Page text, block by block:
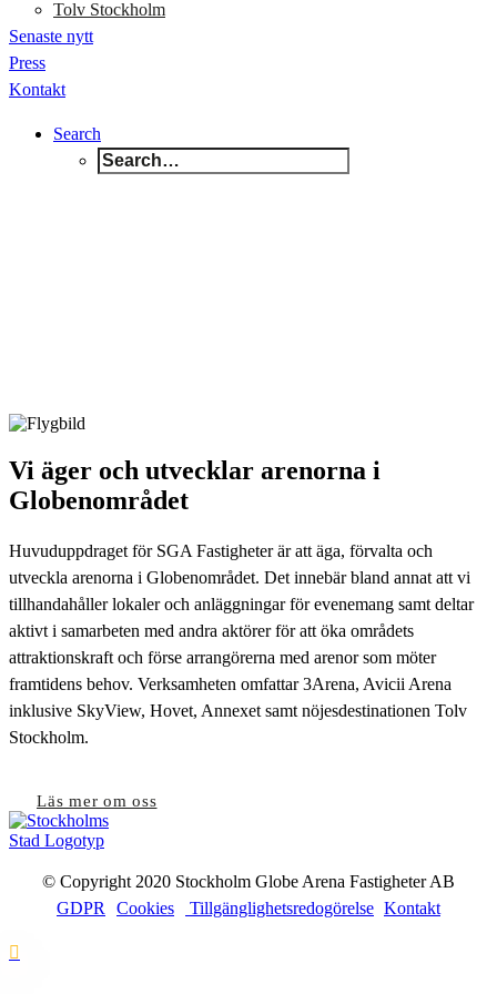
Tolv Stockholm
Senaste nytt
Press
Kontakt
Search
Vi äger och utvecklar arenorna i
Globenområdet
Huvuduppdraget för SGA Fastigheter är att äga, förvalta och
utveckla arenorna i Globenområdet. Det innebär bland annat att vi
tillhandahåller lokaler och anläggningar för evenemang samt deltar
aktivt i samarbeten med andra aktörer för att öka områdets
attraktionskraft och förse arrangörerna med arenor som möter
framtidens behov. Verksamheten omfattar 3Arena, Avicii Arena
inklusive SkyView, Hovet, Annexet samt nöjesdestinationen Tolv
Stockholm.
Läs mer om oss
© Copyright 2020 Stockholm Globe Arena Fastigheter AB
GDPR
Cookies Tillgänglighetsredogörelse Kontakt